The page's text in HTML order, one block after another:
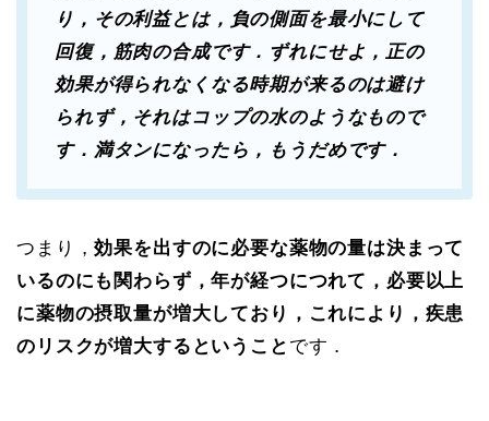
り，その利益とは，負の側面を最小にして
回復，筋肉の合成です．ずれにせよ，正の
効果が得られなくなる時期が来るのは避け
られず，それはコップの水のようなもので
す．満タンになったら，もうだめです．
つまり，効果を出すのに必要な薬物の量は決まって
いるのにも関わらず，年が経つにつれて，必要以上
に薬物の摂取量が増大しており，これにより，疾患
のリスクが増大するということ です．